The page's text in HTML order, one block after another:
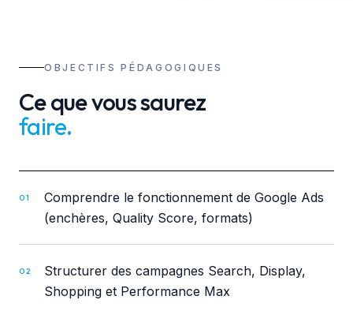
OBJECTIFS PÉDAGOGIQUES
Ce que vous saurez
faire.
01
Comprendre le fonctionnement de Google Ads
(enchères, Quality Score, formats)
02
Structurer des campagnes Search, Display,
Shopping et Performance Max